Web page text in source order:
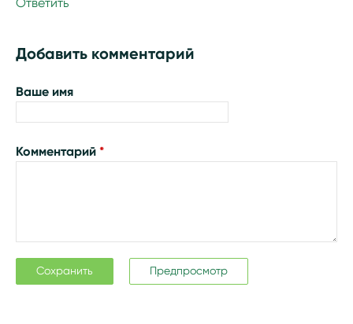
Добавить комментарий
Ваше имя
Комментарий*